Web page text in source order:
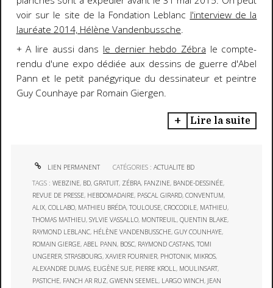
voir sur le site de la Fondation Leblanc l'interview de la
lauréate 2014, Hélène Vandenbussche.
+ A lire aussi dans le dernier hebdo Zébra le compte-
rendu d'une expo dédiée aux dessins de guerre d'Abel
Pann et le petit panégyrique du dessinateur et peintre
Guy Counhaye par Romain Giergen.
Lire la suite
LIEN PERMANENT CATÉGORIES :ACTUALITE BD
TAGS :WEBZINE, BD,GRATUIT, ZÉBRA, FANZINE, BANDE-DESSINÉE,
REVUE DE PRESSE, HEBDOMADAIRE, PASCAL GIRARD,CONVENTUM,
ALIX,COLLABO, MATHIEU BRÉDA,TOULOUSE,CROCODILE, MATHIEU,
THOMAS MATHIEU,SYLVIE VASSALLO, MONTREUIL,QUENTIN BLAKE,
RAYMOND LEBLANC, HÉLÈNE VANDENBUSSCHE,GUY COUNHAYE,
ROMAIN GIERGE,ABEL PANN, BOSC, RAYMOND CASTANS,TOMI
UNGERER,STRASBOURG,XAVIER FOURNIER, PHOTONIK, MIKROS,
ALEXANDRE DUMAS, EUGÈNE SUE, PIERRE KROLL, MOULINSART,
PASTICHE, FANCH AR RUZ,GWENN SEEMEL, LARGO WINCH, JEAN